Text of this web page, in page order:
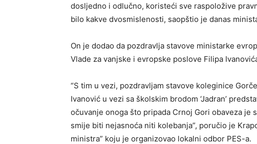
dosljedno i odlučno, koristeći sve raspoložive
bilo kakve dvosmislenosti, saopštio je danas
On je dodao da pozdravlja stavove ministarke
Vlade za vanjske i evropske poslove Filipa
“S tim u vezi, pozdravljam stavove koleginice
Ivanović u vezi sa školskim brodom ‘Jadran’
očuvanje onoga što pripada Crnoj Gori obaveza je
smije biti nejasnoća niti kolebanja”, poručio je
ministra” koju je organizovao lokalni odbor PES-a.